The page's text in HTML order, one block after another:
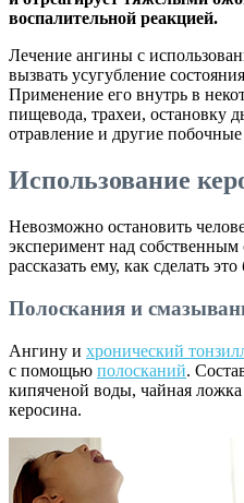
воспалительной реакцией.
Лечение ангины с
вызвать усугубление
Применение его внутрь в
пищевода, трахеи, остановку
отравление и другие
Использование
Невозможно остановить
эксперимент над
рассказать ему, как сделать
Полоскания и
Ангину и хронический
с помощью полосканий.
кипяченой воды, чайная
керосина.